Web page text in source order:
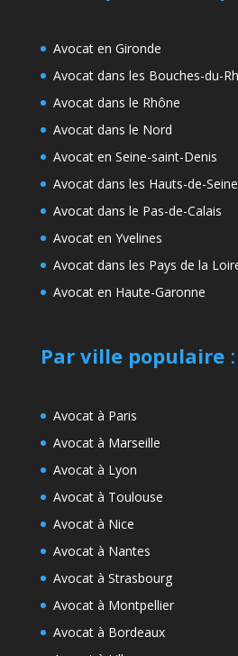
Avocat en Gironde
Avocat dans les Bouches-du-
Avocat dans le Rhône
Avocat dans le Nord
Avocat en Seine-saint-Denis
Avocat dans les Hauts-de-Seine
Avocat dans le Pas-de-Calais
Avocat en Yvelines
Avocat dans les Pays de la
Avocat en Haute-Garonne
Par ville populaire:
Avocat à Paris
Avocat à Marseille
Avocat à Lyon
Avocat à Toulouse
Avocat à Nice
Avocat à Nantes
Avocat à Strasbourg
Avocat à Montpellier
Avocat à Bordeaux